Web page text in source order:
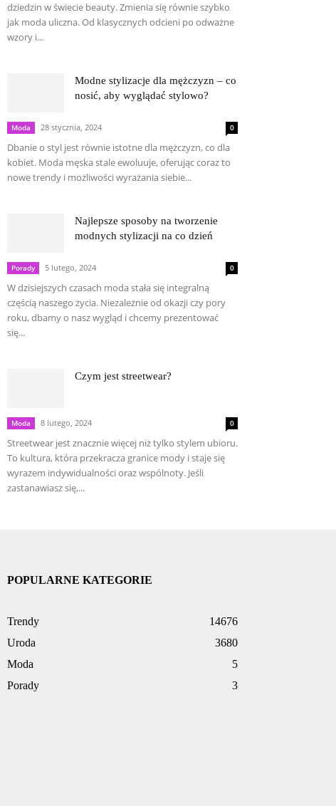
dziedzin w świecie beauty. Zmienia się równie szybko
jak moda uliczna. Od klasycznych odcieni po odważne
wzory i...
Modne stylizacje dla mężczyzn – co
nosić, aby wyglądać stylowo?
Moda 28 stycznia, 2024 0
Dbanie o styl jest równie istotne dla mężczyzn, co dla
kobiet. Moda męska stale ewoluuje, oferując coraz to
nowe trendy i możliwości wyrażania siebie...
Najlepsze sposoby na tworzenie
modnych stylizacji na co dzień
Porady 5 lutego, 2024 0
W dzisiejszych czasach moda stała się integralną
częścią naszego życia. Niezależnie od okazji czy pory
roku, dbamy o nasz wygląd i chcemy prezentować
się...
Czym jest streetwear?
Moda 8 lutego, 2024 0
Streetwear jest znacznie więcej niż tylko stylem ubioru.
To kultura, która przekracza granice mody i staje się
wyrazem indywidualności oraz wspólnoty. Jeśli
zastanawiasz się,...
POPULARNE KATEGORIE
Trendy
14676
Uroda
3680
Moda
5
Porady
3